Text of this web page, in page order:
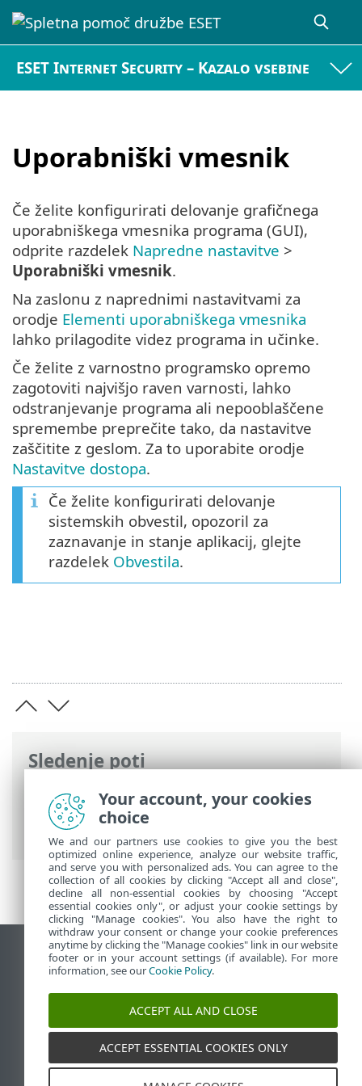
ESET Internet Security – Kazalo vsebine
Uporabniški vmesnik
Sledenje poti
Spletna pomoč družbe ESET>ESET
Internet Security
Napredne nastavitve
> Uporabniški vmesnik
Če želite konfigurirati delovanje grafičnega
uporabniškega vmesnika programa (GUI),
odprite razdelek Napredne nastavitve >
Uporabniški vmesnik.
Na zaslonu z naprednimi nastavitvami za
orodje Elementi uporabniškega vmesnika
lahko prilagodite videz programa in učinke.
Če želite z varnostno programsko opremo
zagotoviti najvišjo raven varnosti, lahko
odstranjevanje programa ali nepooblaščene
spremembe preprečite tako, da nastavitve
zaščitite z geslom. Za to uporabite orodje
Nastavitve dostopa.
Če želite konfigurirati delovanje
sistemskih obvestil, opozoril za
zaznavanje in stanje aplikacij, glejte
razdelek Obvestila.
Prikaz mesta na namizju
End of Life
Zbirka znanja družbe ESET
Forum družbe ESET
ESET Status Portal
Podpora v regiji
Your account, your cookies
choice
We and our partners use cookies to give you the best
optimized online experience, analyze our website traffic,
and serve you with personalized ads. You can agree to the
collection of all cookies by clicking "Accept all and close",
decline all non-essential cookies by choosing "Accept
essential cookies only", or adjust your cookie settings by
clicking "Manage cookies". You also have the right to
withdraw your consent or change your cookie preferences
anytime by clicking the "Manage cookies" link in our website
footer or in your account settings (if available). For more
information, see ourCookie Policy.
ACCEPT ALL AND CLOSE
ACCEPT ESSENTIAL COOKIES ONLY